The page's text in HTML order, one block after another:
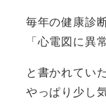
毎年の健康診
「心電図に異
と書かれてい
やっぱり少し